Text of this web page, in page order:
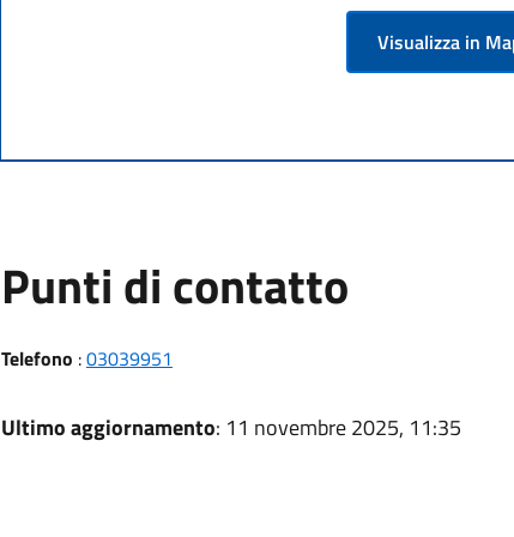
Visualizza in
Punti di contatto
Telefono :03039951
Ultimo aggiornamento: 11 novembre 2025, 11:35